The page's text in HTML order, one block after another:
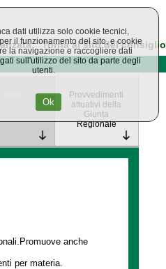
Torna al sito del consiglio
Provvedimenti
attuativi della
Giunta
Regionale
anche
per materia.
dati utilizza solo cookie tecnici,
il funzionamento del sito, e cookie
la navigazione e raccogliere dati
sull'utilizzo del sito da parte degli
utenti.
Ok